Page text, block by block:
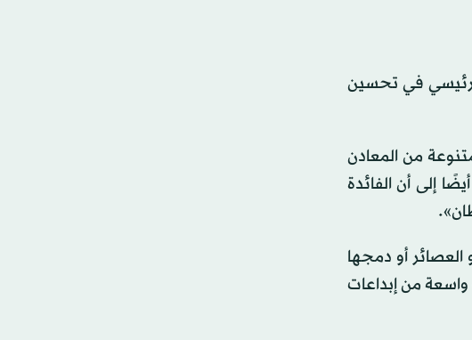
رئيسي في تحسين
من المعادن
إلى أن الفائدة
أو دمجها
واسعة من إبداعات